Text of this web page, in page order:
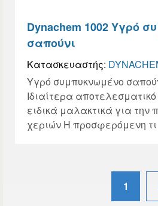
Dynachem 1002 Υγρό
σαπούνι
Κατασκευαστής:
Υγρό συμπυκνωμένο
Ιδιαίτερα
ειδικά μαλακτικά για την
χεριών Η προσφερόμενη
1